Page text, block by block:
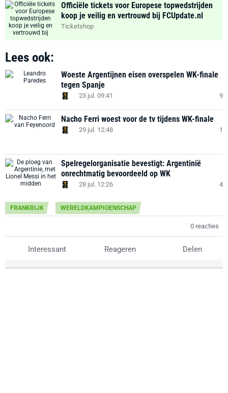
Officiële tickets voor Europese topwedstrijden
koop je veilig en vertrouwd bij FCUpdate.nl
Ticketshop
Lees ook:
Woeste Argentijnen eisen overspelen WK-finale
tegen Spanje
23 jul. 09:41 9
Nacho Ferri woest voor de tv tijdens WK-finale
29 jul. 12:48 1
Spelregelorganisatie bevestigt: Argentinië
onrechtmatig bevoordeeld op WK
28 jul. 12:26 4
FRANKRIJK WERELDKAMPIOENSCHAP
0 reacties
Interessant Reageren Delen